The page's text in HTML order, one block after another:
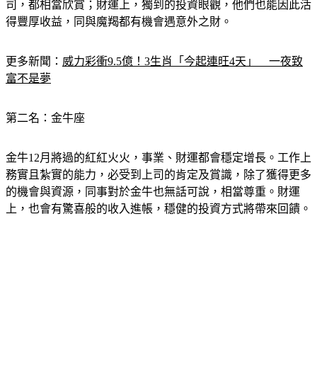
司，都相當欣賞；財運上，獨到的投資眼觀，他們也能因此活
得豐厚收益，同與魔羯都有機會遇意外之財。
更多新聞： 威力彩衝9.5億！3生肖「今起連旺4天」　一夜致
富不是夢
第二名：金牛座
金牛12月將過的紅紅火火，事業、財運都會穩定增長。工作上
務實且紮實的能力，必受到上司的肯定及賞識，除了獲得更多
的機會與資源，同事對於金牛也無話可說，相當尊重。財運
上，也會有驚喜般的收入進帳，穩健的投資方式將帶來回饋。